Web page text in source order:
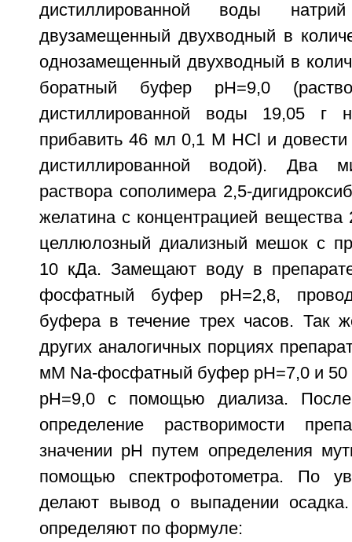
дистиллированной воды
двузамещенный двухводный в
однозамещенный двухводный в
боратный буфер рН=9,0
дистиллированной воды 19,05 г
прибавить 46 мл 0,1 М HCl и
дистиллированной водой). Два
раствора сополимера 2,5-
желатина с концентрацией
целлюлозный диализный мешок с
10 кДа. Замещают воду в
фосфатный буфер рН=2,8,
буфера в течение трех часов. Так
других аналогичных порциях
мМ Na-фосфатный буфер рН=7,0 и
рН=9,0 с помощью диализа. После
определение растворимости
значении рН путем определения
помощью спектрофотометра. По
делают вывод о выпадении осадка.
определяют по формуле: